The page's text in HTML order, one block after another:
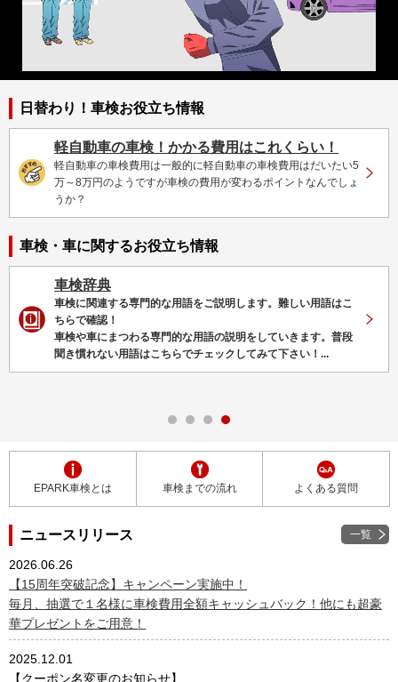
日替わり！車検お役立ち情報
軽自動車の車検！かかる費用はこれくらい！
軽自動車の車検費用は一般的に軽自動車の車検費用はだいたい5
万～8万円のようですが車検の費用が変わるポイントなんでしょ
うか？
車検・車に関するお役立ち情報
車検って何？
車を買うと定期的にやってくる車検だけど、そもそも車検とは
何？と、思う方は多いはず。
通勤やレジャー、ちょっとしたドライブ、お買い物と普段の生
活に欠かせない車。
普段当たり前のように乗っているけれど、車検って...
EPARK車検とは 車検までの流れ よくある質問
ニュースリリース 一覧
2026.06.26
【15周年突破記念】キャンペーン実施中！
毎月、抽選で１名様に車検費用全額キャッシュバック！他にも超豪
華プレゼントをご用意！
2025.12.01
【クーポン名変更のお知らせ】